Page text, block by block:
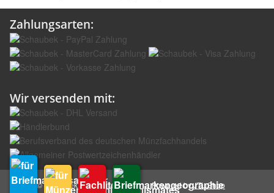
Zahlungsarten:
Wir versenden mit:
© Schaubek GmbH Powered byJTL-Shop